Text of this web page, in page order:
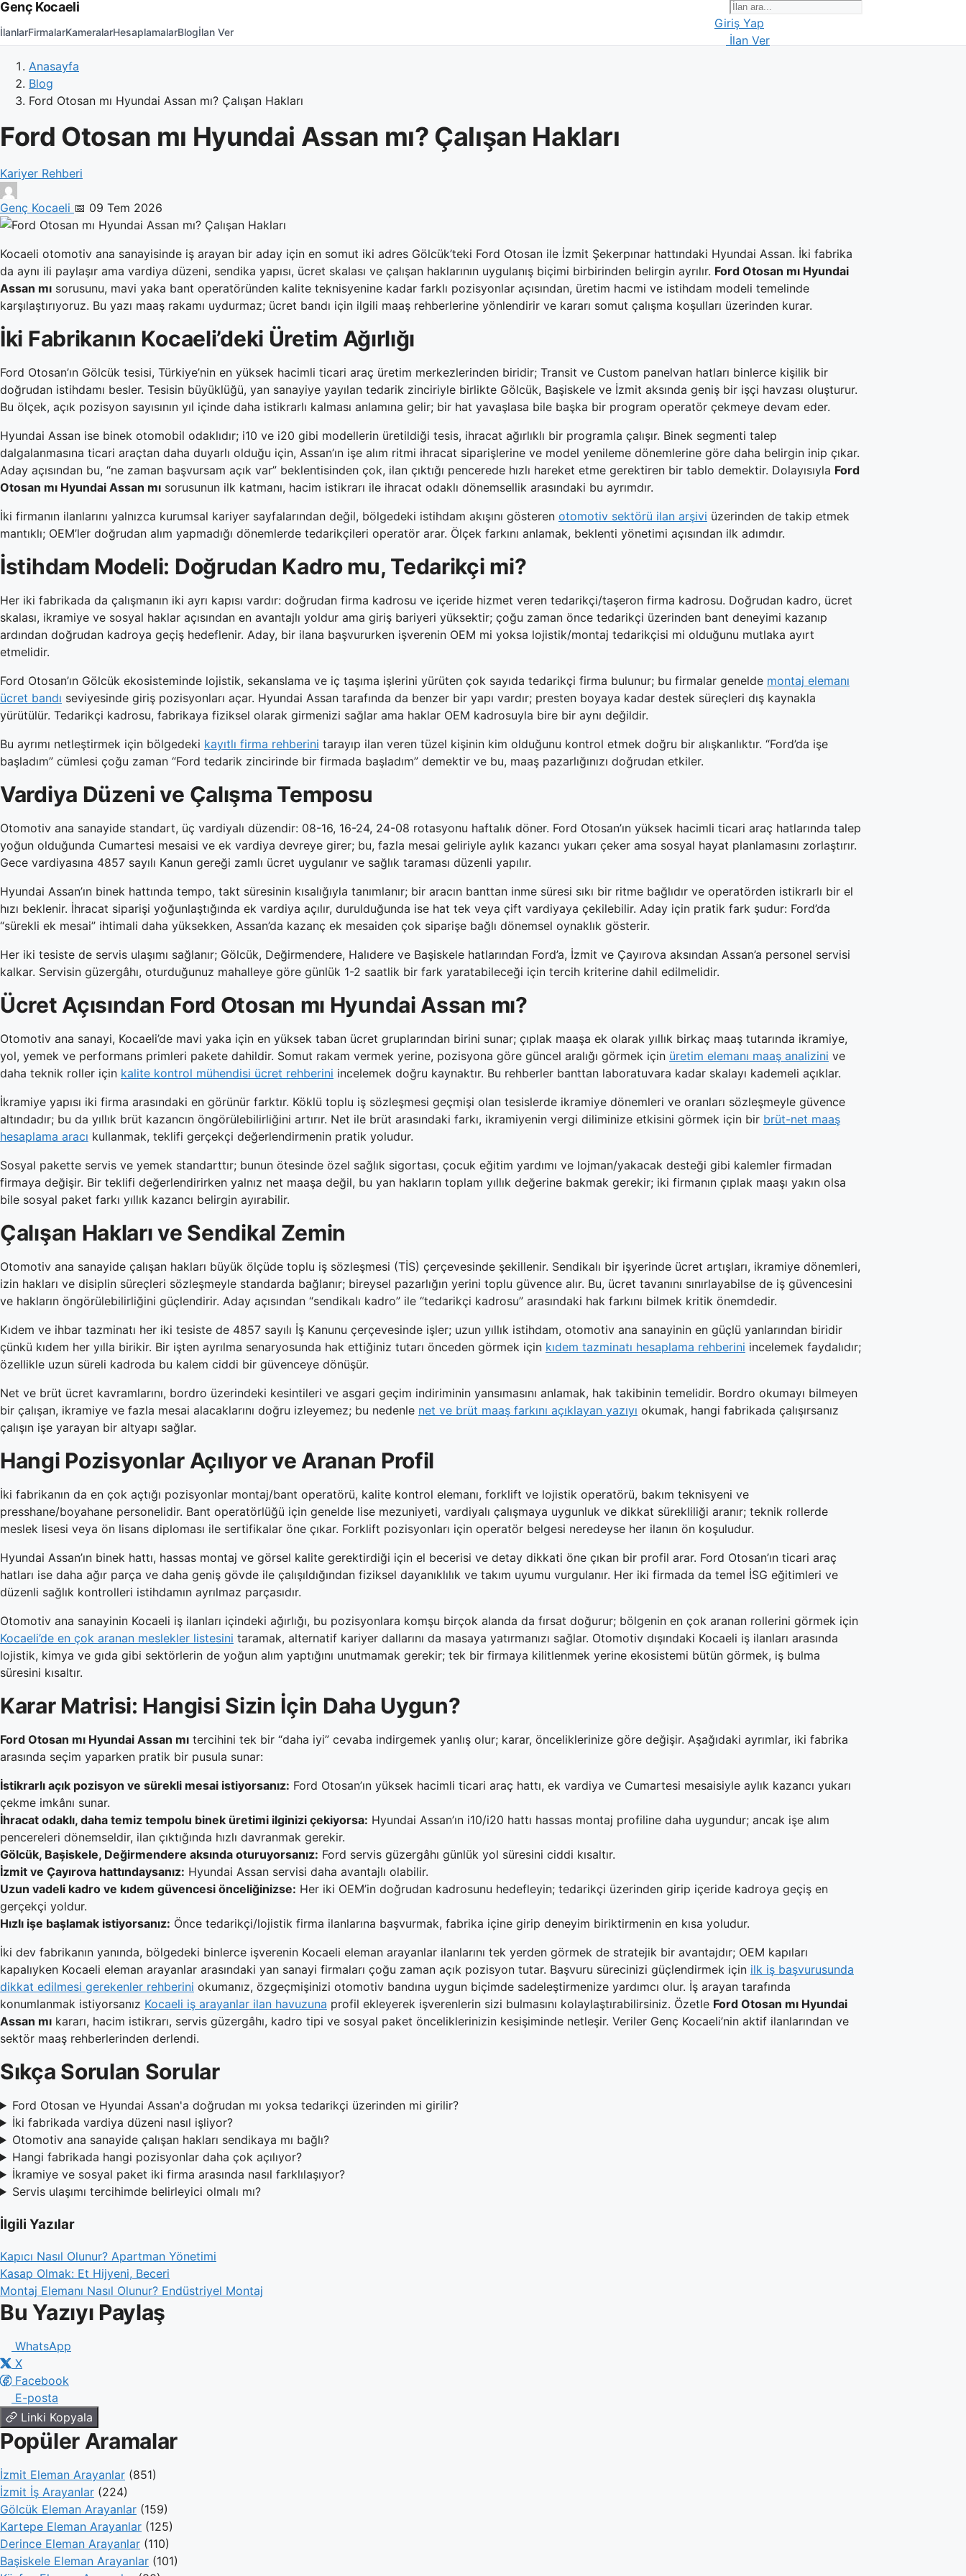
Genç Kocaeli
İlanlarFirmalarKameralarHesaplamalarBlogİlan Ver
Giriş Yap
İlan Ver
Anasayfa
Blog
Ford Otosan mı Hyundai Assan mı? Çalışan Hakları
Ford Otosan mı Hyundai Assan mı? Çalışan Hakları
Kariyer Rehberi
Genç Kocaeli 📅 09 Tem 2026
Kocaeli otomotiv ana sanayisinde iş arayan bir aday için en somut iki adres Gölcük’teki Ford Otosan ile İzmit Şekerpınar hattındaki Hyundai Assan. İki fabrika
da aynı ili paylaşır ama vardiya düzeni, sendika yapısı, ücret skalası ve çalışan haklarının uygulanış biçimi birbirinden belirgin ayrılır. Ford Otosan mı Hyundai
Assan mı sorusunu, mavi yaka bant operatöründen kalite teknisyenine kadar farklı pozisyonlar açısından, üretim hacmi ve istihdam modeli temelinde
karşılaştırıyoruz. Bu yazı maaş rakamı uydurmaz; ücret bandı için ilgili maaş rehberlerine yönlendirir ve kararı somut çalışma koşulları üzerinden kurar.
İki Fabrikanın Kocaeli’deki Üretim Ağırlığı
Ford Otosan’ın Gölcük tesisi, Türkiye’nin en yüksek hacimli ticari araç üretim merkezlerinden biridir; Transit ve Custom panelvan hatları binlerce kişilik bir
doğrudan istihdamı besler. Tesisin büyüklüğü, yan sanayiye yayılan tedarik zinciriyle birlikte Gölcük, Başiskele ve İzmit aksında geniş bir işçi havzası oluşturur.
Bu ölçek, açık pozisyon sayısının yıl içinde daha istikrarlı kalması anlamına gelir; bir hat yavaşlasa bile başka bir program operatör çekmeye devam eder.
Hyundai Assan ise binek otomobil odaklıdır; i10 ve i20 gibi modellerin üretildiği tesis, ihracat ağırlıklı bir programla çalışır. Binek segmenti talep
dalgalanmasına ticari araçtan daha duyarlı olduğu için, Assan’ın işe alım ritmi ihracat siparişlerine ve model yenileme dönemlerine göre daha belirgin inip çıkar.
Aday açısından bu, “ne zaman başvursam açık var” beklentisinden çok, ilan çıktığı pencerede hızlı hareket etme gerektiren bir tablo demektir. Dolayısıyla Ford
Otosan mı Hyundai Assan mı sorusunun ilk katmanı, hacim istikrarı ile ihracat odaklı dönemsellik arasındaki bu ayrımdır.
İki firmanın ilanlarını yalnızca kurumsal kariyer sayfalarından değil, bölgedeki istihdam akışını gösteren otomotiv sektörü ilan arşivi üzerinden de takip etmek
mantıklı; OEM’ler doğrudan alım yapmadığı dönemlerde tedarikçileri operatör arar. Ölçek farkını anlamak, beklenti yönetimi açısından ilk adımdır.
İstihdam Modeli: Doğrudan Kadro mu, Tedarikçi mi?
Her iki fabrikada da çalışmanın iki ayrı kapısı vardır: doğrudan firma kadrosu ve içeride hizmet veren tedarikçi/taşeron firma kadrosu. Doğrudan kadro, ücret
skalası, ikramiye ve sosyal haklar açısından en avantajlı yoldur ama giriş bariyeri yüksektir; çoğu zaman önce tedarikçi üzerinden bant deneyimi kazanıp
ardından doğrudan kadroya geçiş hedeflenir. Aday, bir ilana başvururken işverenin OEM mi yoksa lojistik/montaj tedarikçisi mi olduğunu mutlaka ayırt
etmelidir.
Ford Otosan’ın Gölcük ekosisteminde lojistik, sekanslama ve iç taşıma işlerini yürüten çok sayıda tedarikçi firma bulunur; bu firmalar genelde montaj elemanı
ücret bandı seviyesinde giriş pozisyonları açar. Hyundai Assan tarafında da benzer bir yapı vardır; presten boyaya kadar destek süreçleri dış kaynakla
yürütülür. Tedarikçi kadrosu, fabrikaya fiziksel olarak girmenizi sağlar ama haklar OEM kadrosuyla bire bir aynı değildir.
Bu ayrımı netleştirmek için bölgedeki kayıtlı firma rehberini tarayıp ilan veren tüzel kişinin kim olduğunu kontrol etmek doğru bir alışkanlıktır. “Ford’da işe
başladım” cümlesi çoğu zaman “Ford tedarik zincirinde bir firmada başladım” demektir ve bu, maaş pazarlığınızı doğrudan etkiler.
Vardiya Düzeni ve Çalışma Temposu
Otomotiv ana sanayide standart, üç vardiyalı düzendir: 08-16, 16-24, 24-08 rotasyonu haftalık döner. Ford Otosan’ın yüksek hacimli ticari araç hatlarında talep
yoğun olduğunda Cumartesi mesaisi ve ek vardiya devreye girer; bu, fazla mesai geliriyle aylık kazancı yukarı çeker ama sosyal hayat planlamasını zorlaştırır.
Gece vardiyasına 4857 sayılı Kanun gereği zamlı ücret uygulanır ve sağlık taraması düzenli yapılır.
Hyundai Assan’ın binek hattında tempo, takt süresinin kısalığıyla tanımlanır; bir aracın banttan inme süresi sıkı bir ritme bağlıdır ve operatörden istikrarlı bir el
hızı beklenir. İhracat siparişi yoğunlaştığında ek vardiya açılır, durulduğunda ise hat tek veya çift vardiyaya çekilebilir. Aday için pratik fark şudur: Ford’da
“sürekli ek mesai” ihtimali daha yüksekken, Assan’da kazanç ek mesaiden çok siparişe bağlı dönemsel oynaklık gösterir.
Her iki tesiste de servis ulaşımı sağlanır; Gölcük, Değirmendere, Halıdere ve Başiskele hatlarından Ford’a, İzmit ve Çayırova aksından Assan’a personel servisi
kalkar. Servisin güzergâhı, oturduğunuz mahalleye göre günlük 1-2 saatlik bir fark yaratabileceği için tercih kriterine dahil edilmelidir.
Ücret Açısından Ford Otosan mı Hyundai Assan mı?
Otomotiv ana sanayi, Kocaeli’de mavi yaka için en yüksek taban ücret gruplarından birini sunar; çıplak maaşa ek olarak yıllık birkaç maaş tutarında ikramiye,
yol, yemek ve performans primleri pakete dahildir. Somut rakam vermek yerine, pozisyona göre güncel aralığı görmek için üretim elemanı maaş analizini ve
daha teknik roller için kalite kontrol mühendisi ücret rehberini incelemek doğru kaynaktır. Bu rehberler banttan laboratuvara kadar skalayı kademeli açıklar.
İkramiye yapısı iki firma arasındaki en görünür farktır. Köklü toplu iş sözleşmesi geçmişi olan tesislerde ikramiye dönemleri ve oranları sözleşmeyle güvence
altındadır; bu da yıllık brüt kazancın öngörülebilirliğini artırır. Net ile brüt arasındaki farkı, ikramiyenin vergi diliminize etkisini görmek için bir brüt-net maaş
hesaplama aracı kullanmak, teklifi gerçekçi değerlendirmenin pratik yoludur.
Sosyal pakette servis ve yemek standarttır; bunun ötesinde özel sağlık sigortası, çocuk eğitim yardımı ve lojman/yakacak desteği gibi kalemler firmadan
firmaya değişir. Bir teklifi değerlendirirken yalnız net maaşa değil, bu yan hakların toplam yıllık değerine bakmak gerekir; iki firmanın çıplak maaşı yakın olsa
bile sosyal paket farkı yıllık kazancı belirgin ayırabilir.
Çalışan Hakları ve Sendikal Zemin
Otomotiv ana sanayide çalışan hakları büyük ölçüde toplu iş sözleşmesi (TİS) çerçevesinde şekillenir. Sendikalı bir işyerinde ücret artışları, ikramiye dönemleri,
izin hakları ve disiplin süreçleri sözleşmeyle standarda bağlanır; bireysel pazarlığın yerini toplu güvence alır. Bu, ücret tavanını sınırlayabilse de iş güvencesini
ve hakların öngörülebilirliğini güçlendirir. Aday açısından “sendikalı kadro” ile “tedarikçi kadrosu” arasındaki hak farkını bilmek kritik önemdedir.
Kıdem ve ihbar tazminatı her iki tesiste de 4857 sayılı İş Kanunu çerçevesinde işler; uzun yıllık istihdam, otomotiv ana sanayinin en güçlü yanlarından biridir
çünkü kıdem her yılla birikir. Bir işten ayrılma senaryosunda hak ettiğiniz tutarı önceden görmek için kıdem tazminatı hesaplama rehberini incelemek faydalıdır;
özellikle uzun süreli kadroda bu kalem ciddi bir güvenceye dönüşür.
Net ve brüt ücret kavramlarını, bordro üzerindeki kesintileri ve asgari geçim indiriminin yansımasını anlamak, hak takibinin temelidir. Bordro okumayı bilmeyen
bir çalışan, ikramiye ve fazla mesai alacaklarını doğru izleyemez; bu nedenle net ve brüt maaş farkını açıklayan yazıyı okumak, hangi fabrikada çalışırsanız
çalışın işe yarayan bir altyapı sağlar.
Hangi Pozisyonlar Açılıyor ve Aranan Profil
İki fabrikanın da en çok açtığı pozisyonlar montaj/bant operatörü, kalite kontrol elemanı, forklift ve lojistik operatörü, bakım teknisyeni ve
presshane/boyahane personelidir. Bant operatörlüğü için genelde lise mezuniyeti, vardiyalı çalışmaya uygunluk ve dikkat sürekliliği aranır; teknik rollerde
meslek lisesi veya ön lisans diploması ile sertifikalar öne çıkar. Forklift pozisyonları için operatör belgesi neredeyse her ilanın ön koşuludur.
Hyundai Assan’ın binek hattı, hassas montaj ve görsel kalite gerektirdiği için el becerisi ve detay dikkati öne çıkan bir profil arar. Ford Otosan’ın ticari araç
hatları ise daha ağır parça ve daha geniş gövde ile çalışıldığından fiziksel dayanıklılık ve takım uyumu vurgulanır. Her iki firmada da temel İSG eğitimleri ve
düzenli sağlık kontrolleri istihdamın ayrılmaz parçasıdır.
Otomotiv ana sanayinin Kocaeli iş ilanları içindeki ağırlığı, bu pozisyonlara komşu birçok alanda da fırsat doğurur; bölgenin en çok aranan rollerini görmek için
Kocaeli’de en çok aranan meslekler listesini taramak, alternatif kariyer dallarını da masaya yatırmanızı sağlar. Otomotiv dışındaki Kocaeli iş ilanları arasında
lojistik, kimya ve gıda gibi sektörlerin de yoğun alım yaptığını unutmamak gerekir; tek bir firmaya kilitlenmek yerine ekosistemi bütün görmek, iş bulma
süresini kısaltır.
Karar Matrisi: Hangisi Sizin İçin Daha Uygun?
Ford Otosan mı Hyundai Assan mı tercihini tek bir “daha iyi” cevaba indirgemek yanlış olur; karar, önceliklerinize göre değişir. Aşağıdaki ayrımlar, iki fabrika
arasında seçim yaparken pratik bir pusula sunar:
İstikrarlı açık pozisyon ve sürekli mesai istiyorsanız: Ford Otosan’ın yüksek hacimli ticari araç hattı, ek vardiya ve Cumartesi mesaisiyle aylık kazancı yukarı
çekme imkânı sunar.
İhracat odaklı, daha temiz tempolu binek üretimi ilginizi çekiyorsa: Hyundai Assan’ın i10/i20 hattı hassas montaj profiline daha uygundur; ancak işe alım
pencereleri dönemseldir, ilan çıktığında hızlı davranmak gerekir.
Gölcük, Başiskele, Değirmendere aksında oturuyorsanız: Ford servis güzergâhı günlük yol süresini ciddi kısaltır.
İzmit ve Çayırova hattındaysanız: Hyundai Assan servisi daha avantajlı olabilir.
Uzun vadeli kadro ve kıdem güvencesi önceliğinizse: Her iki OEM’in doğrudan kadrosunu hedefleyin; tedarikçi üzerinden girip içeride kadroya geçiş en
gerçekçi yoldur.
Hızlı işe başlamak istiyorsanız: Önce tedarikçi/lojistik firma ilanlarına başvurmak, fabrika içine girip deneyim biriktirmenin en kısa yoludur.
İki dev fabrikanın yanında, bölgedeki binlerce işverenin Kocaeli eleman arayanlar ilanlarını tek yerden görmek de stratejik bir avantajdır; OEM kapıları
kapalıyken Kocaeli eleman arayanlar arasındaki yan sanayi firmaları çoğu zaman açık pozisyon tutar. Başvuru sürecinizi güçlendirmek için ilk iş başvurusunda
dikkat edilmesi gerekenler rehberini okumanız, özgeçmişinizi otomotiv bandına uygun biçimde sadeleştirmenize yardımcı olur. İş arayan tarafında
konumlanmak istiyorsanız Kocaeli iş arayanlar ilan havuzuna profil ekleyerek işverenlerin sizi bulmasını kolaylaştırabilirsiniz. Özetle Ford Otosan mı Hyundai
Assan mı kararı, hacim istikrarı, servis güzergâhı, kadro tipi ve sosyal paket önceliklerinizin kesişiminde netleşir. Veriler Genç Kocaeli’nin aktif ilanlarından ve
sektör maaş rehberlerinden derlendi.
Sıkça Sorulan Sorular
Ford Otosan ve Hyundai Assan'a doğrudan mı yoksa tedarikçi üzerinden mi girilir?
İki fabrikada vardiya düzeni nasıl işliyor?
Otomotiv ana sanayide çalışan hakları sendikaya mı bağlı?
Hangi fabrikada hangi pozisyonlar daha çok açılıyor?
İkramiye ve sosyal paket iki firma arasında nasıl farklılaşıyor?
Servis ulaşımı tercihimde belirleyici olmalı mı?
İlgili Yazılar
Kapıcı Nasıl Olunur? Apartman Yönetimi
Kasap Olmak: Et Hijyeni, Beceri
Montaj Elemanı Nasıl Olunur? Endüstriyel Montaj
Bu Yazıyı Paylaş
WhatsApp
X
Facebook
E-posta
Linki Kopyala
Popüler Aramalar
İzmit Eleman Arayanlar (851)
İzmit İş Arayanlar (224)
Gölcük Eleman Arayanlar (159)
Kartepe Eleman Arayanlar (125)
Derince Eleman Arayanlar (110)
Başiskele Eleman Arayanlar (101)